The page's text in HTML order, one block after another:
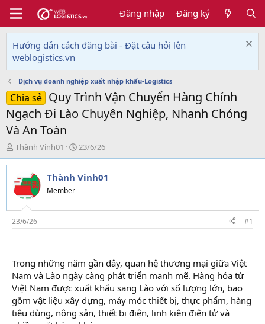
Đăng nhập Đăng ký
Hướng dẫn cách đăng bài - Đặt câu hỏi lên
weblogistics.vn
Dịch vụ doanh nghiệp xuất nhập khẩu-Logistics
Chia sẻ Quy Trình Vận Chuyển Hàng Chính
Ngạch Đi Lào Chuyên Nghiệp, Nhanh Chóng
Và An Toàn
T
h
r
e
a
d
s
t
a
e
r
Thành Vinh01
N
g
à
y
i
23/6/26
Thành Vinh01
Member
23/6/26 #1
Trong những năm gần đây, quan hệ thương mại giữa Việt
Nam và Lào ngày càng phát triển mạnh mẽ. Hàng hóa từ
Việt Nam được xuất khẩu sang Lào với số lượng lớn, bao
gồm vật liệu xây dựng, máy móc thiết bị, thực phẩm, hàng
tiêu dùng, nông sản, thiết bị điện, linh kiện điện tử và